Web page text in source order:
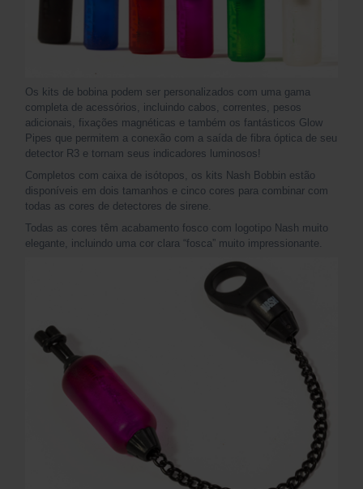
Os kits de bobina podem ser personalizados com uma gama
completa de acessórios, incluindo cabos, correntes, pesos
adicionais, fixações magnéticas e também os fantásticos Glow
Pipes que permitem a conexão com a saída de fibra óptica de seu
detector R3 e tornam seus indicadores luminosos!
Completos com caixa de isótopos, os kits Nash Bobbin estão
disponíveis em dois tamanhos e cinco cores para combinar com
todas as cores de detectores de sirene.
Todas as cores têm acabamento fosco com logotipo Nash muito
elegante, incluindo uma cor clara “fosca” muito impressionante.